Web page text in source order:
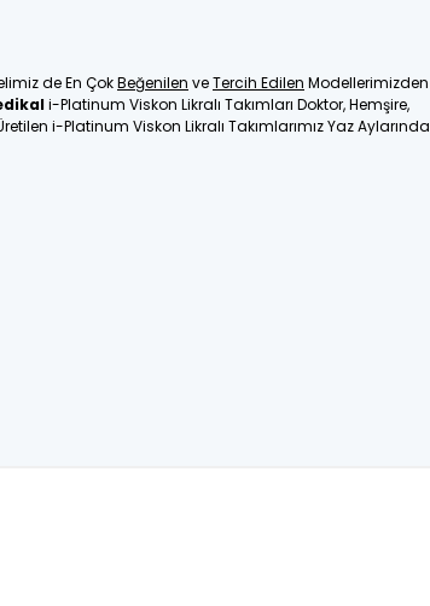
de En ÇokBeğenilen veTercih Edilen Modellerimizden
i-Platinum Viskon Likralı Takımları Doktor, Hemşire,
i-Platinum Viskon Likralı Takımlarımız Yaz Aylarında